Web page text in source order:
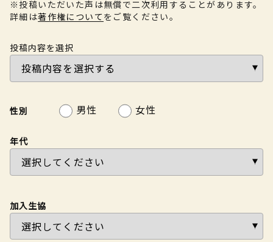
※投稿いただいた声は無償で二次利用することがあります。
詳細は著作権について をご覧ください。
投稿内容を選択
性別 男性 女性
年代
加入生協